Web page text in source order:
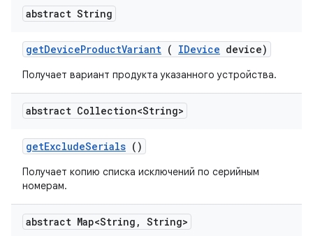
abstract String
getDeviceProductVariant ( IDevice device)
Получает вариант продукта указанного устройства.
abstract Collection<String>
getExcludeSerials ()
Получает копию списка исключений по серийным
номерам.
abstract Map<String , String>